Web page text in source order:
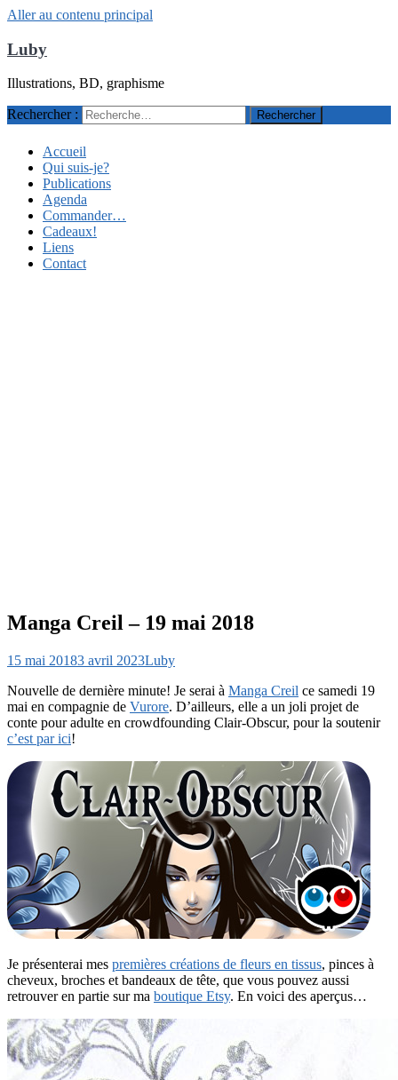
Aller au contenu principal
Luby
Illustrations, BD, graphisme
Rechercher :
Accueil
Qui suis-je?
Publications
Agenda
Commander…
Cadeaux!
Liens
Contact
Manga Creil – 19 mai 2018
15 mai 20183 avril 2023Luby
Nouvelle de dernière minute! Je serai à Manga Creil ce samedi 19
mai en compagnie de Vurore. D’ailleurs, elle a un joli projet de
conte pour adulte en crowdfounding Clair-Obscur, pour la soutenir
c’est par ici!
Je présenterai mes premières créations de fleurs en tissus, pinces à
cheveux, broches et bandeaux de tête, que vous pouvez aussi
retrouver en partie sur ma boutique Etsy. En voici des aperçus…